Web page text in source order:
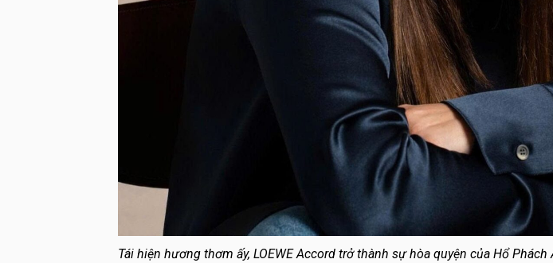
Tái hiện hương thơm ấy, LOEWE Accord trở thành sự hòa quyện của Hổ Phách